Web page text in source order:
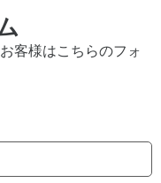
客様はこちらのフォ